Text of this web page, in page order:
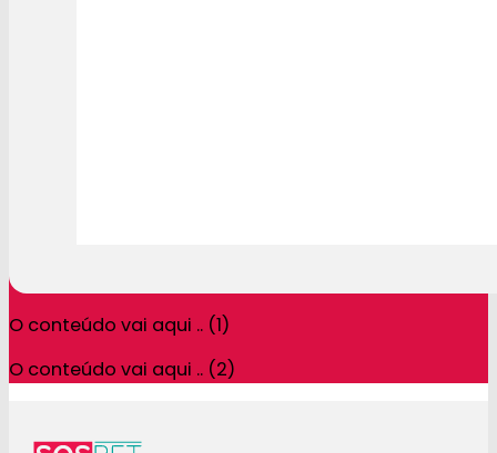
O conteúdo vai aqui .. (1)
O conteúdo vai aqui .. (2)